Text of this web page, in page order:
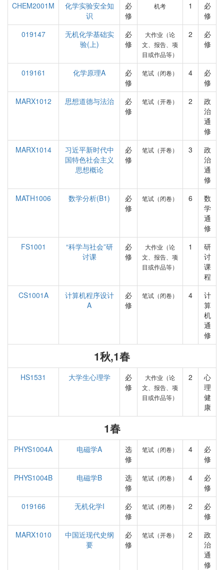
CHEM2001M
化学实验安全知
识
必
修
机考 1
必
修
019147
无机化学基础实
验(上)
必
修
大作业（论
文、报告、项
目或作品等）
2
必
修
019161 化学原理A
必
修
笔试（闭卷） 4
必
修
MARX1012
思想道德与法治
必
修
笔试（开卷） 2
政
治
通
修
MARX1014
习近平新时代中
国特色社会主义
思想概论
必
修
笔试（开卷） 3
政
治
通
修
MATH1006
数学分析(B1)
必
修
笔试（闭卷） 6
数
学
通
修
FS1001
“科学与社会”研
讨课
必
修
大作业（论
文、报告、项
目或作品等）
1
研
讨
课
程
CS1001A
计算机程序设计
A
必
修
笔试（闭卷） 4
计
算
机
通
修
1秋,1春
HS1531 大学生心理学
必
修
大作业（论
文、报告、项
目或作品等）
2
心
理
健
康
1春
PHYS1004A 电磁学A
选
修
笔试（闭卷） 4
必
修
PHYS1004B
电磁学B
选
修
笔试（闭卷） 4
必
修
019166
无机化学I
必
修
笔试（闭卷） 2
必
修
MARX1010
中国近现代史纲
要
必
修
笔试（开卷） 2
政
治
通
修